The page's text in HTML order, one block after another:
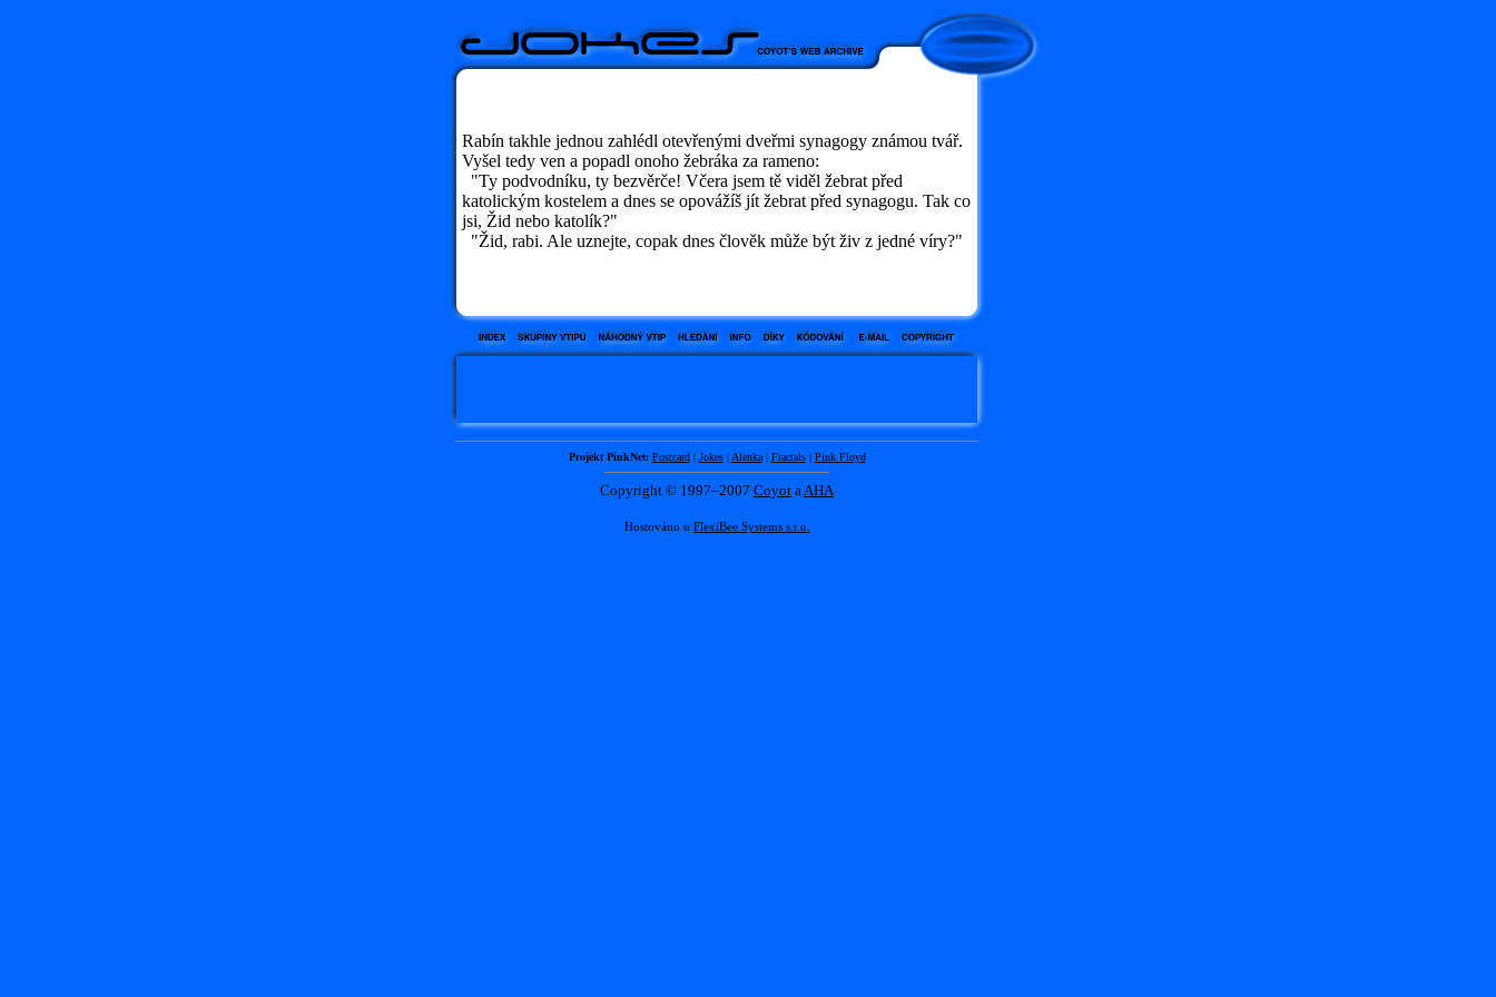
Rabín takhle jednou zahlédl otevřenými dveřmi synagogy známou tvář.
Vyšel tedy ven a popadl onoho žebráka za rameno:
"Ty podvodníku, ty bezvěrče! Včera jsem tě viděl žebrat před
katolickým kostelem a dnes se opovážíš jít žebrat před synagogu. Tak co
jsi, Žid nebo katolík?"
"Žid, rabi. Ale uznejte, copak dnes člověk může být živ z jedné víry?"
Projekt PinkNet: Postcard| Jokes| Alenka| Fractals| Pink Floyd
Copyright © 1997–2007 Coyot aAHA
Hostováno u FlexiBee Systems s.r.o.